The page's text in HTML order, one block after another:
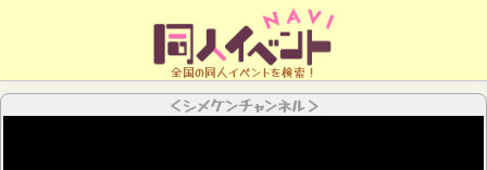
全国の同人イベントを検索！
＜シメケンチャンネル＞